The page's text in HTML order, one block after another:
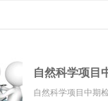
年淮北市自主立项类科技
家自然科学基金项目申请
产业发展研讨会的通知
题组“一种薄皮甜瓜的育种
自然科学项目中期